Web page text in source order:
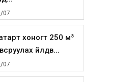
07
хоногт 250 м³
үйлдв...
07